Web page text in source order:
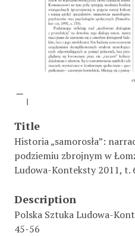
Title
Historia „samorosła”:
podziemiu zbrojnym w
Ludowa-Konteksty 2011, t.
Description
Polska Sztuka Ludowa-
45-56